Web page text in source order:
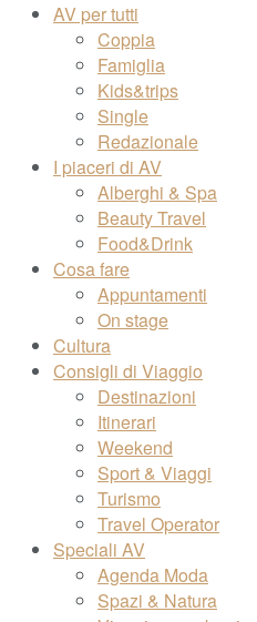
AV per tutti
Coppia
Famiglia
Kids&trips
Single
Redazionale
I piaceri di AV
Alberghi & Spa
Beauty Travel
Food&Drink
Cosa fare
Appuntamenti
On stage
Cultura
Consigli di Viaggio
Destinazioni
Itinerari
Weekend
Sport & Viaggi
Turismo
Travel Operator
Speciali AV
Agenda Moda
Spazi & Natura